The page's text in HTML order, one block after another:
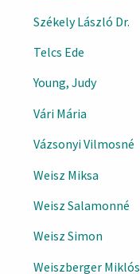
Székely László Dr.
Telcs Ede
Young, Judy
Vári Mária
Vázsonyi Vilmosné
Weisz Miksa
Weisz Salamonné
Weisz Simon
Weiszberger Miklós